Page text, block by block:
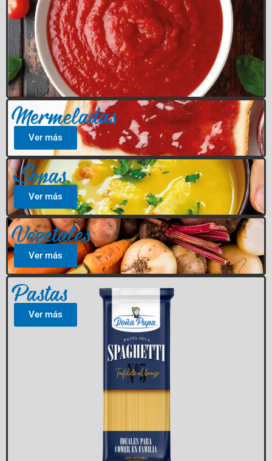
Mermeladas
Ver más
Sopas
Ver más
Vegetales
Ver más
Pastas
Ver más